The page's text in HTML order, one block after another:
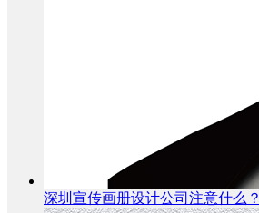
深圳宣传画册设计公司注意什么？